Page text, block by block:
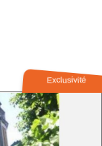
Exclusivité